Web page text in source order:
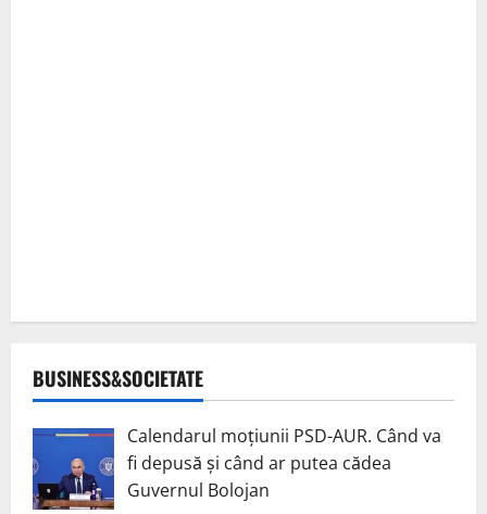
BUSINESS&SOCIETATE
Calendarul moțiunii PSD-AUR. Când va
fi depusă și când ar putea cădea
Guvernul Bolojan